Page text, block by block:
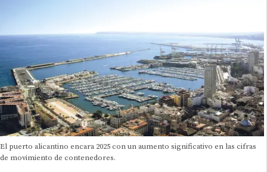
El puerto alicantino encara 2025 con un aumento significativo en las cifras
de movimiento de contenedores.